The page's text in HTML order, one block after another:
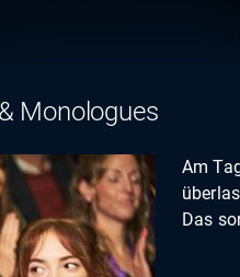
Monologues
Am
Das